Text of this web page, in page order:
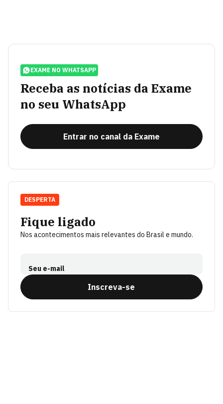
EXAME NO WHATSAPP
Receba as notícias da Exame
no seu WhatsApp
Entrar no canal da Exame
Fique ligado
Nos acontecimentos mais relevantes do Brasil e mundo.
Seu e-mail
Inscreva-se
DESPERTA